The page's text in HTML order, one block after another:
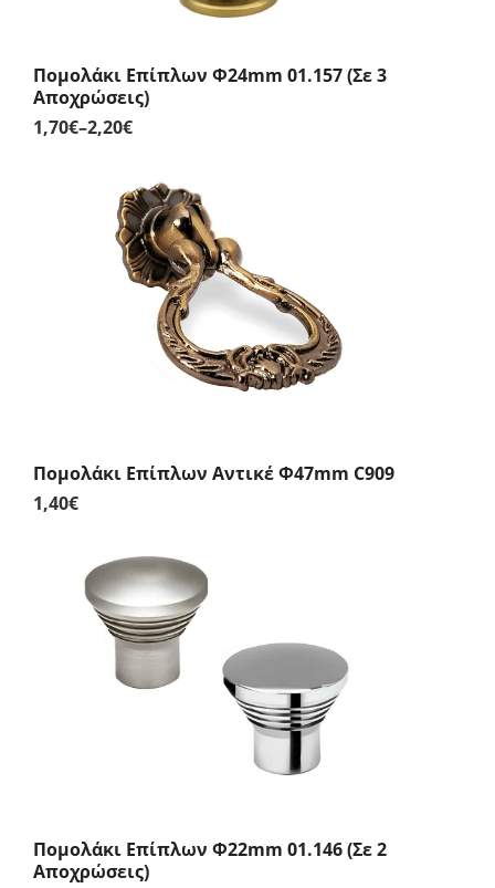
Πομολάκι Επίπλων Φ24mm 01.157 (Σε 3
Αποχρώσεις)
1,70€–2,20€Price
1,70€
through
2,20€
Πομολάκι Επίπλων Αντικέ Φ47mm C909
1,40€
Πομολάκι Επίπλων Φ22mm 01.146 (Σε 2
Αποχρώσεις)